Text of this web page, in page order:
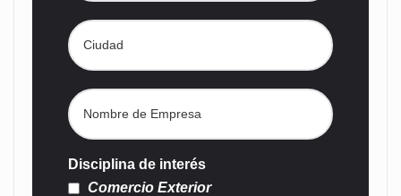
Disciplina de interés
Comercio Exterior